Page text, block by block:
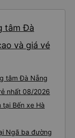
tâm Đà
và giá vé
tâm Đà Nẵng
nhất 08/2026
tại Bến xe Hà
Ngã ba đường